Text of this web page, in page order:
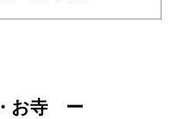
お寺 ー